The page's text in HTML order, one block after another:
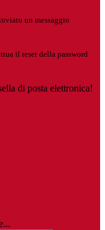
un messaggio
il reset della password
di posta elettronica!